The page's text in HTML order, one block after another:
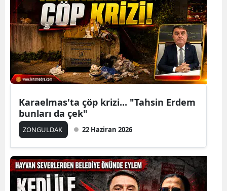
Karaelmas'ta çöp krizi... "Tahsin Erdem
bunları da çek"
ZONGULDAK 22 Haziran 2026